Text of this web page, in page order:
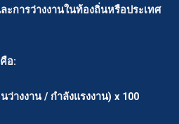
การว่างงานในท้องถิ่นหรือประเทศ
อ:
างงาน / กำลังแรงงาน) x 100